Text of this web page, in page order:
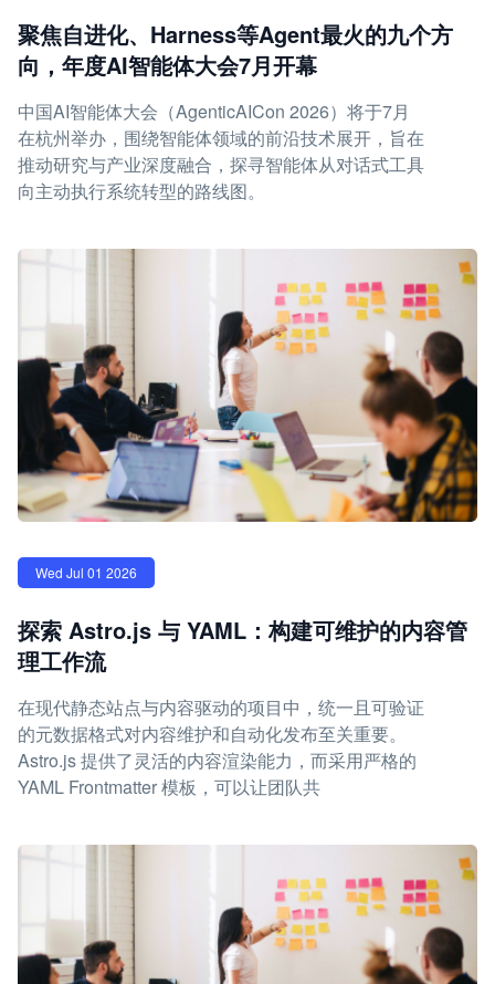
聚焦自进化、Harness等Agent最火的九个方
向，年度AI智能体大会7月开幕
中国AI智能体大会（AgenticAICon 2026）将于7月
在杭州举办，围绕智能体领域的前沿技术展开，旨在
推动研究与产业深度融合，探寻智能体从对话式工具
向主动执行系统转型的路线图。
Wed Jul 01 2026
探索 Astro.js 与 YAML：构建可维护的内容管
理工作流
在现代静态站点与内容驱动的项目中，统一且可验证
的元数据格式对内容维护和自动化发布至关重要。
Astro.js 提供了灵活的内容渲染能力，而采用严格的
YAML Frontmatter 模板，可以让团队共